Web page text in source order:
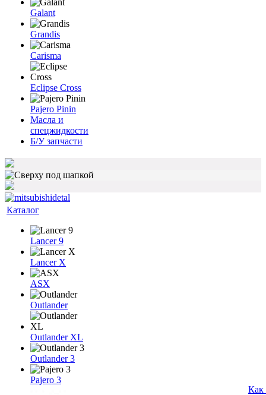
Galant
Grandis
Carisma
Eclipse Cross
Pajero Pinin
Масла и
спецжидкости
Б/У запчасти
Каталог
Lancer 9
Lancer X
ASX
Outlander
Outlander XL
Outlander 3
Pajero 3
Как